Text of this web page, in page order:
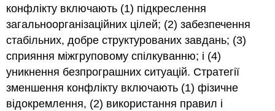
конфлікту включають (1) підкреслення
загальноорганізаційних цілей; (2) забезпечення
стабільних, добре структурованих завдань; (3)
сприяння міжгруповому спілкуванню; і (4)
уникнення безпрограшних ситуацій. Стратегії
зменшення конфлікту включають (1) фізичне
відокремлення, (2) використання правил і